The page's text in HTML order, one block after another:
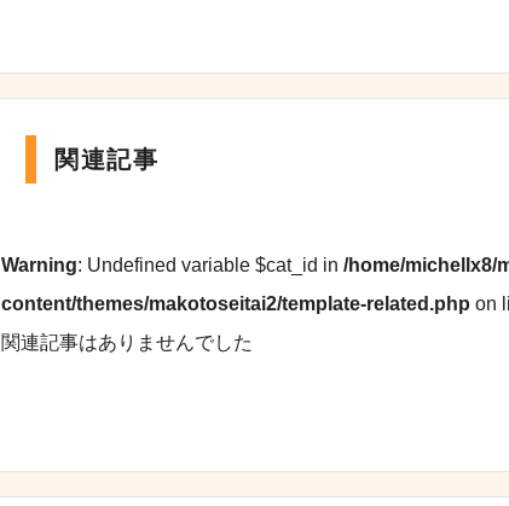
関連記事
Warning: Undefined variable $cat_id in /home/michellx8/
content/themes/makotoseitai2/template-related.php on
関連記事はありませんでした